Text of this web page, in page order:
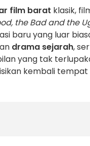
film barat klasik,
the Bad and the
baru yang luar
drama sejarah,
yang tak
kembali tempat